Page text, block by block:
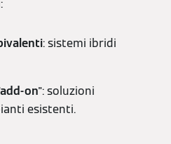
: sistemi ibridi
on": soluzioni
esistenti.